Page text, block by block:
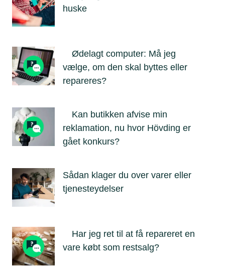
huske
Ødelagt computer: Må jeg
vælge, om den skal byttes eller
repareres?
Kan butikken afvise min
reklamation, nu hvor Hövding er
gået konkurs?
Sådan klager du over varer eller
tjenesteydelser
Har jeg ret til at få repareret en
vare købt som restsalg?